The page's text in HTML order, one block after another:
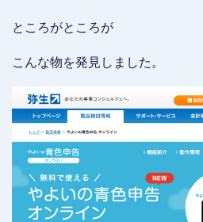
ところがところが
こんな物を発見しました。